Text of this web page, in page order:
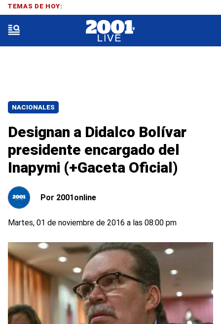
NACIONALES
Designan a Didalco Bolívar
presidente encargado del
Inapymi (+Gaceta Oficial)
Por 2001online
Martes, 01 de noviembre de 2016 a las 08:00 pm
TEMAS DE HOY: